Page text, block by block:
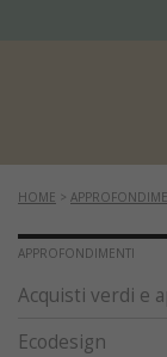
HOME >
APPROFONDIMENTI
Acquisti verdi e
Ecodesign